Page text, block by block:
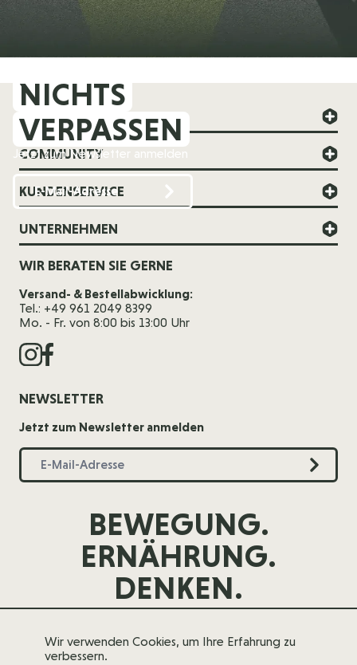
Wir verwenden Cookies, um Ihre Erfahrung zu
verbessern.
NICHTS
VERPASSEN
Jetzt zum Newsletter anmelden
FOREVER YOUNG
COMMUNITY
KUNDENSERVICE
UNTERNEHMEN
BEWEGUNG.
ERNÄHRUNG.
DENKEN.
WIR BERATEN SIE GERNE
Versand- & Bestellabwicklung:
Tel.: +49 961 2049 8399
Mo. - Fr. von 8:00 bis 13:00 Uhr
NEWSLETTER
Jetzt zum Newsletter anmelden